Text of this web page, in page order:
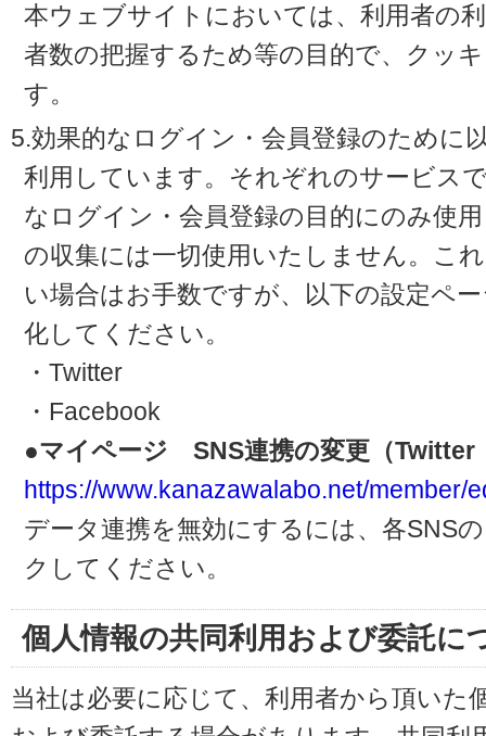
本ウェブサイトにおいては、利用者の
者数の把握するため等の目的で、クッ
す。
5.効果的なログイン・会員登録のために
利用しています。それぞれのサービス
なログイン・会員登録の目的にのみ使
の収集には一切使用いたしません。こ
い場合はお手数ですが、以下の設定ペ
化してください。
・Twitter
・Facebook
●マイページ SNS連携の変更（Twitter
https://www.kanazawalabo.net/member/
データ連携を無効にするには、各SNS
クしてください。
個人情報の共同利用および委託に
当社は必要に応じて、利用者から頂いた